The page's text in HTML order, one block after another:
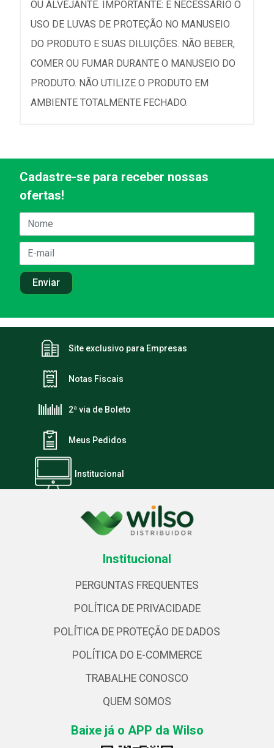
OU ALVEJANTE. IMPORTANTE: É NECESSÁRIO O
USO DE LUVAS DE PROTEÇÃO NO MANUSEIO
DO PRODUTO E SUAS DILUIÇÕES. NÃO BEBER,
COMER OU FUMAR DURANTE O MANUSEIO DO
PRODUTO. NÃO UTILIZE O PRODUTO EM
AMBIENTE TOTALMENTE FECHADO.
Cadastre-se para receber nossas
ofertas!
Site exclusivo para Empresas
Notas Fiscais
2ª via de Boleto
Meus Pedidos
Institucional
Institucional
PERGUNTAS FREQUENTES
POLÍTICA DE PRIVACIDADE
POLÍTICA DE PROTEÇÃO DE DADOS
POLÍTICA DO E-COMMERCE
TRABALHE CONOSCO
QUEM SOMOS
Baixe já o APP da Wilso